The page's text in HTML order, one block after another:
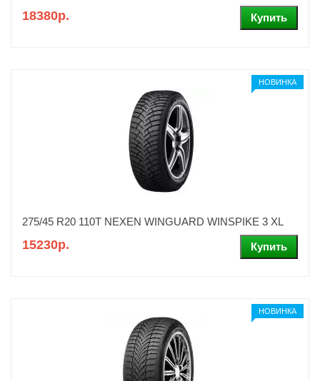
18380р.
НОВИНКА
275/45 R20 110T NEXEN WINGUARD WINSPIKE 3 XL
15230р.
НОВИНКА